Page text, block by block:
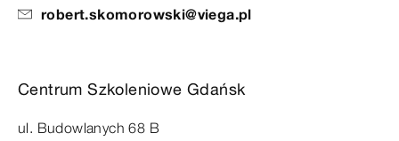
robert.skomorowski@viega.pl
Centrum Szkoleniowe Gdańsk
ul. Budowlanych 68 B